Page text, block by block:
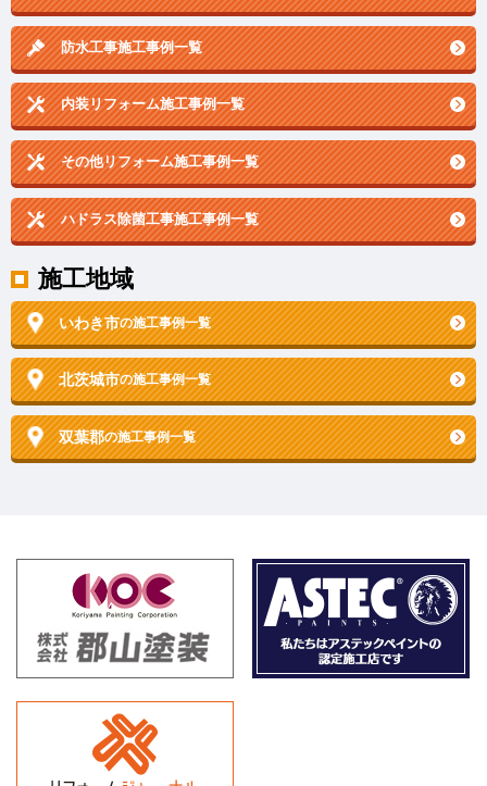
防水工事施工事例一覧
内装リフォーム施工事例一覧
その他リフォーム施工事例一覧
ハドラス除菌工事施工事例一覧
施工地域
いわき市の施工事例一覧
北茨城市の施工事例一覧
双葉郡の施工事例一覧